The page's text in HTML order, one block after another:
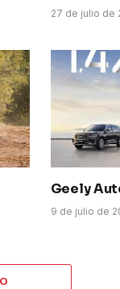
27 de julio de
Geely
9 de julio de